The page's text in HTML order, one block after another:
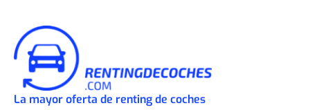
La mayor oferta de renting de coches